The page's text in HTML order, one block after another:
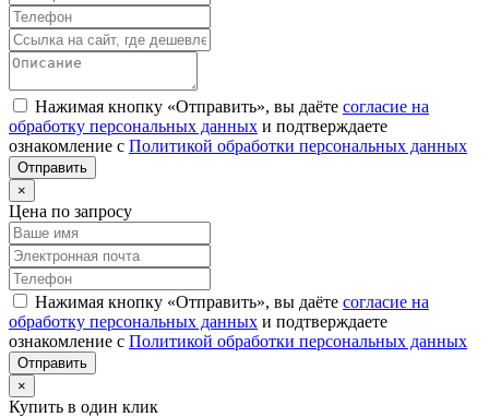
Нажимая кнопку «Отправить», вы даёте согласие на
обработку персональных данных и подтверждаете
ознакомление с Политикой обработки персональных данных
×
Цена по запросу
Нажимая кнопку «Отправить», вы даёте согласие на
обработку персональных данных и подтверждаете
ознакомление с Политикой обработки персональных данных
×
Купить в один клик